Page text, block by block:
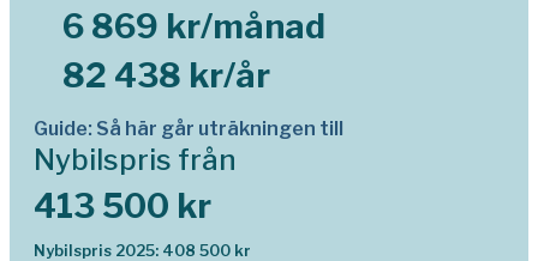
6 869 kr/månad
82 438 kr/år
Guide: Så här går uträkningen till
Nybilspris från
413 500 kr
Nybilspris 2025: 408 500 kr